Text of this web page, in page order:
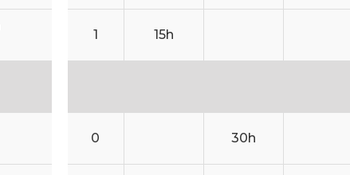
1 15h
0 30h